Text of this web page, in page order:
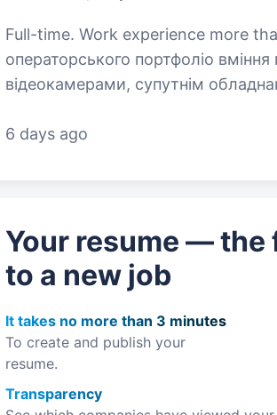
Full-time. Work experience more than 2 years.
операторського портфоліо вміння працювати з професійними фото- та
відеокамерами, супутнім обладнанням технічна кмітливість
6 days ago
Your resume — the
to a new job
It takes no more than 3 minutes
To create and publish your
resume.
Transparency